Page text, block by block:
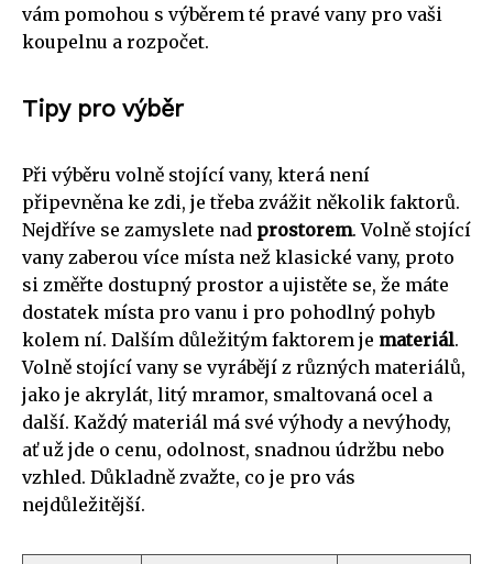
vám pomohou s výběrem té pravé vany pro vaši
koupelnu a rozpočet.
Tipy pro výběr
Při výběru volně stojící vany, která není
připevněna ke zdi, je třeba zvážit několik faktorů.
Nejdříve se zamyslete nad prostorem. Volně stojící
vany zaberou více místa než klasické vany, proto
si změřte dostupný prostor a ujistěte se, že máte
dostatek místa pro vanu i pro pohodlný pohyb
kolem ní. Dalším důležitým faktorem je materiál.
Volně stojící vany se vyrábějí z různých materiálů,
jako je akrylát, litý mramor, smaltovaná ocel a
další. Každý materiál má své výhody a nevýhody,
ať už jde o cenu, odolnost, snadnou údržbu nebo
vzhled. Důkladně zvažte, co je pro vás
nejdůležitější.